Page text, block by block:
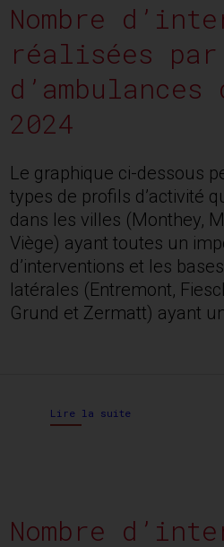
Nombre
réalisées par
d’ambulances
2024
Le graphique ci-dessous
types de profils d’activité
dans les villes (Monthey,
Viège) ayant toutes un
d’interventions et les
latérales (Entremont,
Grund et Zermatt) ayant
Lire la suite
Nombre